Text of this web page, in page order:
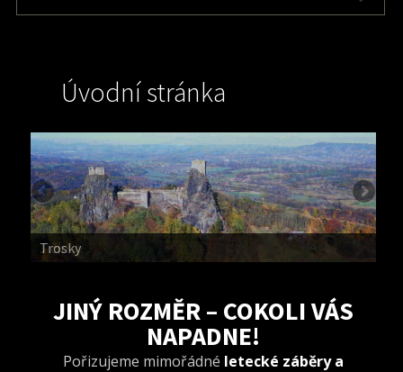
Úvodní stránka
Trosky
Jičín
JINÝ ROZMĚR – COKOLI VÁS
NAPADNE!
Pořizujeme mimořádné letecké záběry a